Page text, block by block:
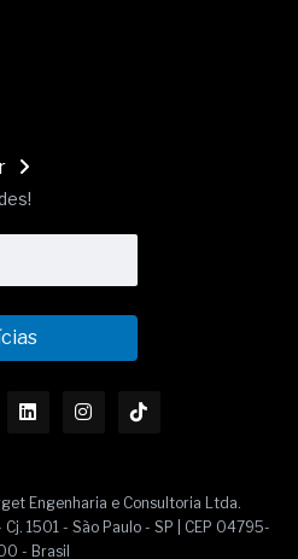
Engenharia e Consultoria Ltda.
1501 - São Paulo - SP | CEP 04795-
- Brasil